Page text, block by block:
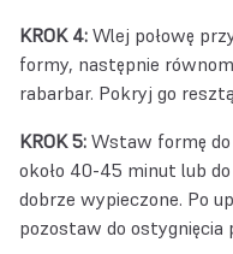
KROK 4: Wlej połowę
formy, następnie
rabarbar. Pokryj go
KROK 5: Wstaw formę
około 40-45 minut lub
dobrze wypieczone. Po
pozostaw do ostygnięcia